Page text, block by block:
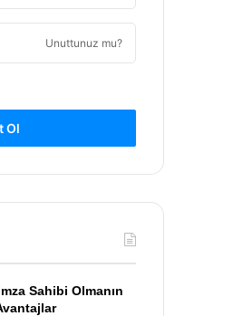
Unuttunuz mu?
Ol
Sahibi Olmanın